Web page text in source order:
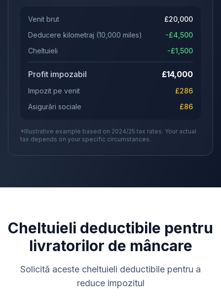
Venit brut £20,000
Deducere kilometraj (10,000 miles) -£4,500
Cheltuieli
-£1,500
Profit impozabil £14,000
Impozit pe venit £286
Asigurări sociale
£86
*Illustrative example based on 2024/25 tax rates. Your actual
tax depends on your specific circumstances.
Cheltuieli deductibile pentru
livratorilor de mâncare
Solicită aceste cheltuieli deductibile pentru a
reduce impozitul